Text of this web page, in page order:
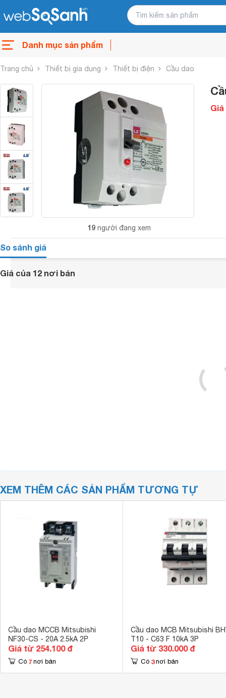
Danh mục sản phẩm
Trang chủ Thiết bị gia dụng Thiết bị điện Cầu dao
19 người đang xem
So sánh giá
Giá của 12 nơi bán
XEM THÊM CÁC SẢN PHẨM TƯƠNG TỰ
Cầu dao MCCB Mitsubishi
NF30-CS - 20A 2.5kA 2P
Giá từ 254.100 đ
Có 7 nơi bán
Cầu dao MCB Mitsubishi
T10 - C63 F 10kA 3P
Giá từ 330.000 đ
Có 3 nơi bán